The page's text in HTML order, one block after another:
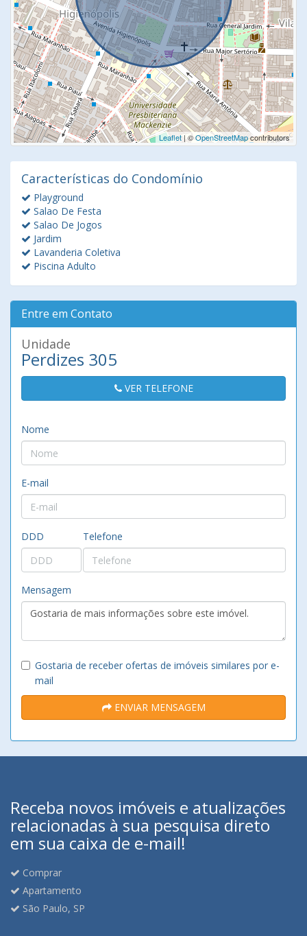
Leaflet | ©OpenStreetMapcontributors
Características do Condomínio
Playground
Salao De Festa
Salao De Jogos
Jardim
Lavanderia Coletiva
Piscina Adulto
Entre em Contato
Unidade
Perdizes 305
VER TELEFONE
Nome
E-mail
DDD Telefone
Mensagem
Gostaria de receber ofertas de imóveis similares por e-
mail
ENVIAR MENSAGEM
Receba novos imóveis e atualizações
relacionadas à sua pesquisa direto
em sua caixa de e-mail!
Comprar
Apartamento
São Paulo, SP